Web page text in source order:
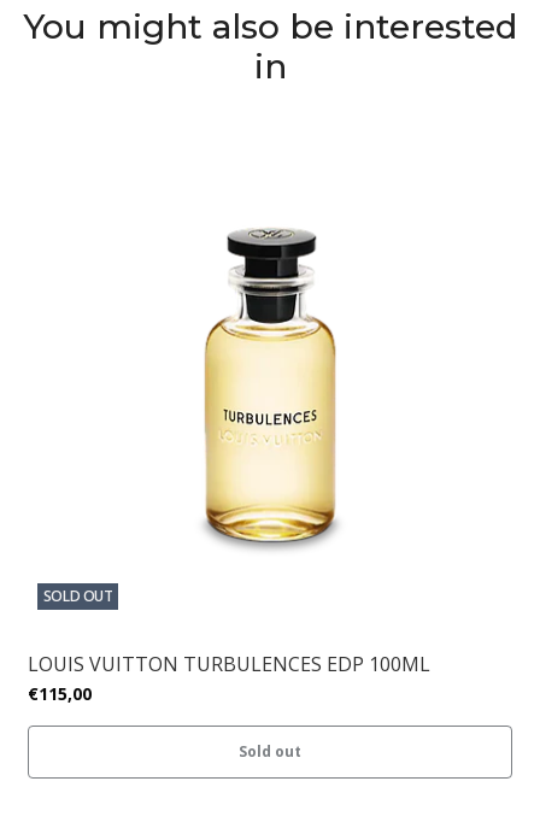
You might also be interested
in
SOLD OUT
LOUIS VUITTON TURBULENCES EDP 100ML
€115,00
Sold out